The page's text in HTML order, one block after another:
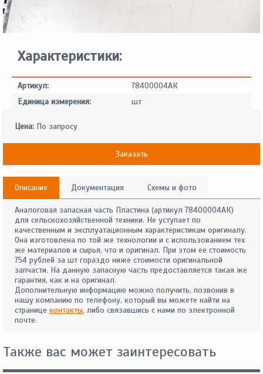
Характеристики:
Артикул:
78400004АК
Единица измерения:
шт
Цена: По запросу
Заказать
Описание Документация Схемы и фото
Аналоговая запасная часть Пластина (артикул 78400004АК)
для сельскохозяйственной техники. Не уступает по
качественным и эксплуатационным характеристикам оригиналу.
Она изготовлена по той же технологии и с использованием тех
же материалов и сырья, что и оригинал. При этом ее стоимость
754 рублей за шт гораздо ниже стоимости оригинальной
запчасти. На данную запасную часть предоставляется такая же
гарантия, как и на оригинал.
Дополнительную информацию можно получить, позвонив в
нашу компанию по телефону, который вы можете найти на
странице контакты, либо связавшись с нами по электронной
почте.
Также вас может заинтересовать